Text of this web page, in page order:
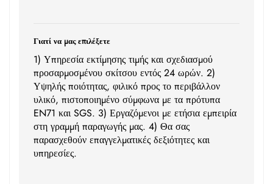
Γιατί να μας επιλέξετε
1) Υπηρεσία εκτίμησης τιμής και σχεδιασμού
προσαρμοσμένου σκίτσου εντός 24 ωρών. 2)
Υψηλής ποιότητας, φιλικό προς το περιβάλλον
υλικό, πιστοποιημένο σύμφωνα με τα πρότυπα
EN71 και SGS. 3) Εργαζόμενοι με ετήσια εμπειρία
στη γραμμή παραγωγής μας. 4) Θα σας
παρασχεθούν επαγγελματικές δεξιότητες και
υπηρεσίες.